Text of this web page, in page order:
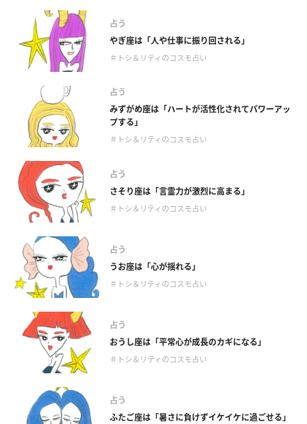
占う
やぎ座は「人や仕事に振り回される」
＃トシ＆リティのコスモ占い
占う
みずがめ座は「ハートが活性化されてパワーアッ
プする」
＃トシ＆リティのコスモ占い
占う
さそり座は「言霊力が激烈に高まる」
＃トシ＆リティのコスモ占い
占う
うお座は「心が揺れる」
＃トシ＆リティのコスモ占い
占う
おうし座は「平常心が成長のカギになる」
＃トシ＆リティのコスモ占い
占う
ふたご座は「暑さに負けずイケイケに過ごせる」